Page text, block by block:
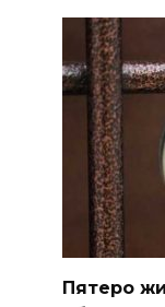
Пятеро